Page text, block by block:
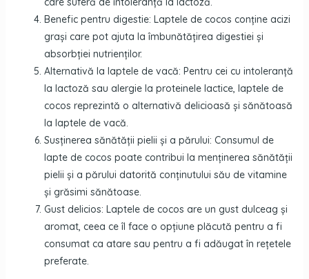
Benefic pentru digestie: Laptele de cocos conține acizi
grași care pot ajuta la îmbunătățirea digestiei și
absorbției nutrienților.
Alternativă la laptele de vacă: Pentru cei cu intoleranță
la lactoză sau alergie la proteinele lactice, laptele de
cocos reprezintă o alternativă delicioasă și sănătoasă
la laptele de vacă.
Susținerea sănătății pielii și a părului: Consumul de
lapte de cocos poate contribui la menținerea sănătății
pielii și a părului datorită conținutului său de vitamine
și grăsimi sănătoase.
Gust delicios: Laptele de cocos are un gust dulceag și
aromat, ceea ce îl face o opțiune plăcută pentru a fi
consumat ca atare sau pentru a fi adăugat în rețetele
preferate.